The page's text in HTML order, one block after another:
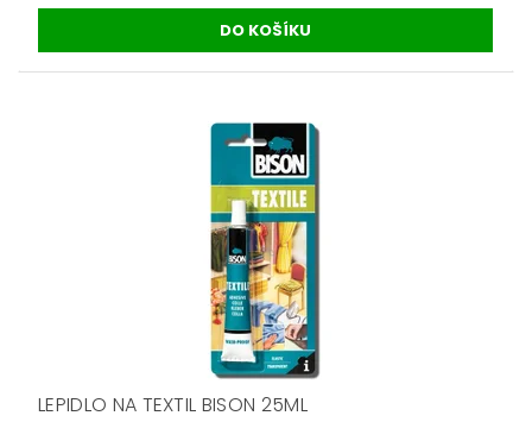
LEPIDLO NA TEXTIL BISON 25ML